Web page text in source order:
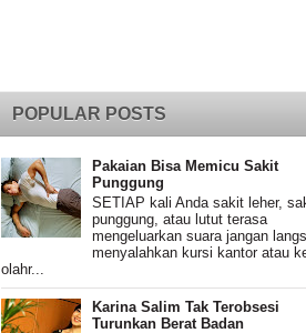
POPULAR POSTS
Pakaian Bisa Memicu Sakit
Punggung
SETIAP kali Anda sakit leher,
punggung, atau lutut terasa
mengeluarkan suara jangan
menyalahkan kursi kantor atau
olahr...
Karina Salim Tak Terobsesi
Turunkan Berat Badan